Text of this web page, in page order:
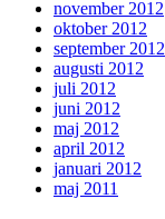
november 2012
oktober 2012
september 2012
augusti 2012
juli 2012
juni 2012
maj 2012
april 2012
januari 2012
maj 2011